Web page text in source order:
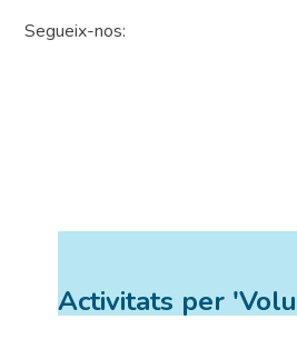
Segueix-nos:
Activitats per